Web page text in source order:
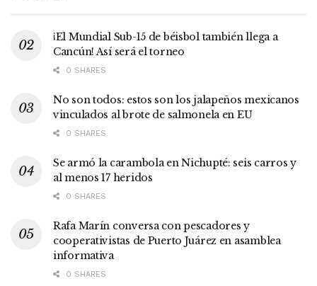
¡El Mundial Sub-15 de béisbol también llega a
Cancún! Así será el torneo
0 SHARES
No son todos: estos son los jalapeños mexicanos
vinculados al brote de salmonela en EU
0 SHARES
Se armó la carambola en Nichupté: seis carros y
al menos 17 heridos
0 SHARES
Rafa Marín conversa con pescadores y
cooperativistas de Puerto Juárez en asamblea
informativa
0 SHARES